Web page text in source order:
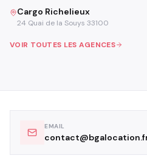
Cargo Richelieux
24 Quai de la Souys 33100
VOIR TOUTES LES AGENCES
EMAIL